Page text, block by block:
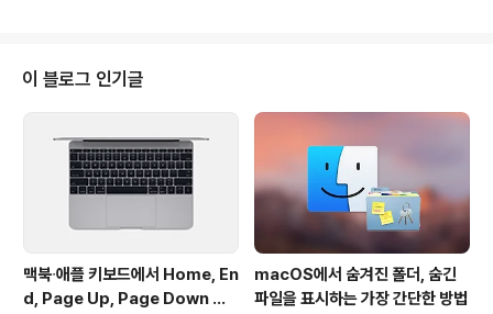
다시 본체에 고정할 수 있는) 양면 접착 테이프 극세사 천
앞서 블로그를 통해 소개해 드렸듯이 2012 아이맥은 디스
플레이 파트와 본체가 양면 접착제로 고정되어 있고 한번
디스플레이를 본체에서 분리하면 기존의 접착제는 재사용
이 불가능하기 때문에 접착제를 새로 교체해주어야 합니
다. (OWC ..
이 블로그 인기글
맥북∙애플 키보드에서 Home, En
d, Page Up, Page Down 키
macOS에서 숨겨진 폴더, 숨긴
파일을 표시하는 가장 간단한 방법